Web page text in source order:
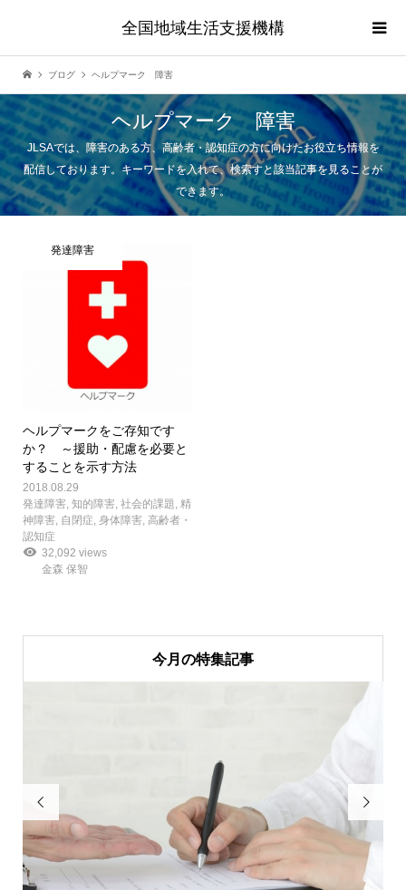
全国地域生活支援機構
ブログ ヘルプマーク 障害
ヘルプマーク 障害
JLSAでは、障害のある方、高齢者・認知症の方に向けたお役立ち情報を
配信しております。キーワードを入れて、検索すと該当記事を見ることが
できます。
発達障害
ヘルプマークをご存知です
か？ ～援助・配慮を必要と
することを示す方法
2018.08.29
発達障害, 知的障害, 社会的課題
精
神障害, 自閉症 身体障害, 高齢者・
認知症
32,092 views
金森 保智
今月の特集記事
 